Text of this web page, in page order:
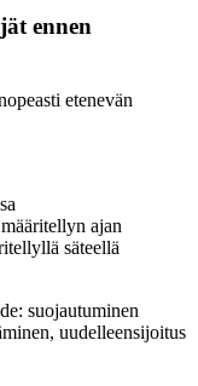
ennen
etenevän
ajan
säteellä
suojautuminen
uudelleensijoitus